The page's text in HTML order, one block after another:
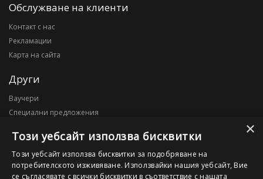
Обслужване на клиенти
Контакт с нас
Рекламации
Карта на сайта
Други
Ваучери
Специални предложения
Моят профил
Моят профил
×
Този уебсайт използва бисквитки
Този уебсайт използва бисквитки за подобряване на
потребителското изживяване. Използвайки нашия уебсайт, Вие
се съгласявате с всички бисквитки в съответствие с нашата